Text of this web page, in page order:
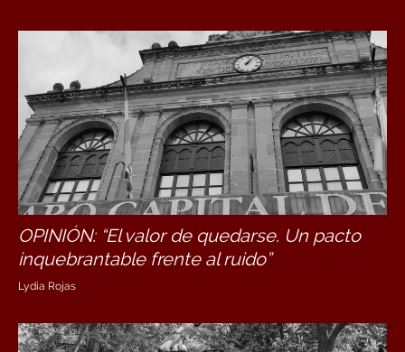
OPINIÓN: “El valor de quedarse. Un pacto
inquebrantable frente al ruido”
Lydia Rojas